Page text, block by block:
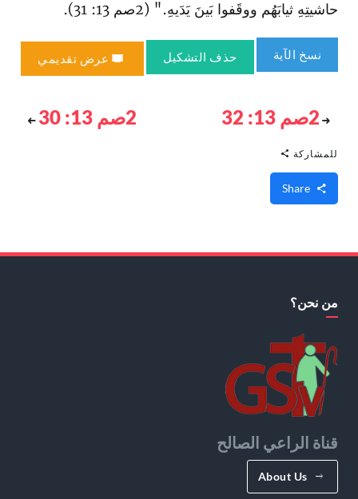
حاشيتِهِ ثيابَهُم ووقَفوا بَينَ يَدَيهِ." (2صم 13: 31).
نسخ الآية حذف التشكيل عرض تقديمي
2صم 13: 32 2صم 13: 30
للمشاركة
من نحن؟
قناة الراعي الصالح
About Us